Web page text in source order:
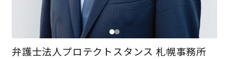
弁護士法人プロテクトスタンス 札幌事務所